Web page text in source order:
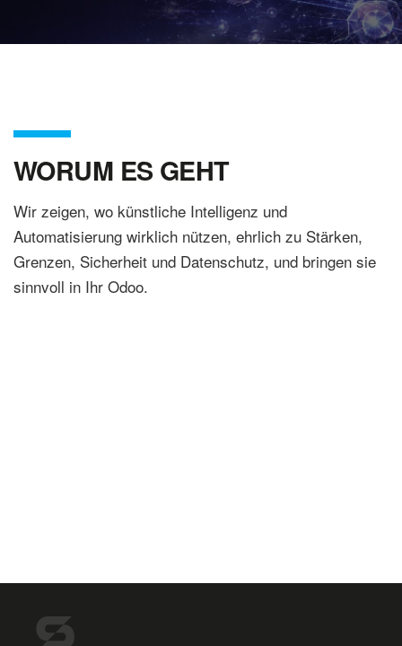
WORUM ES GEHT
Wir zeigen, wo künstliche Intelligenz und
Automatisierung wirklich nützen, ehrlich zu Stärken,
Grenzen, Sicherheit und Datenschutz, und bringen sie
sinnvoll in Ihr Odoo.